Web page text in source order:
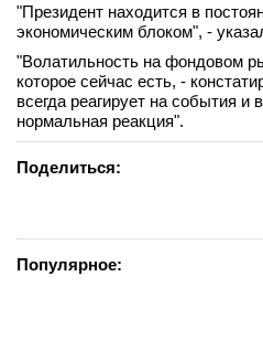
Интервью
вконтакте
телеграм
"Президент находится в
экономическим блоком", -
"Волатильность на фондовом
которое сейчас есть, -
всегда реагирует на события и
нормальная реакция".
Поделиться:
Популярное: